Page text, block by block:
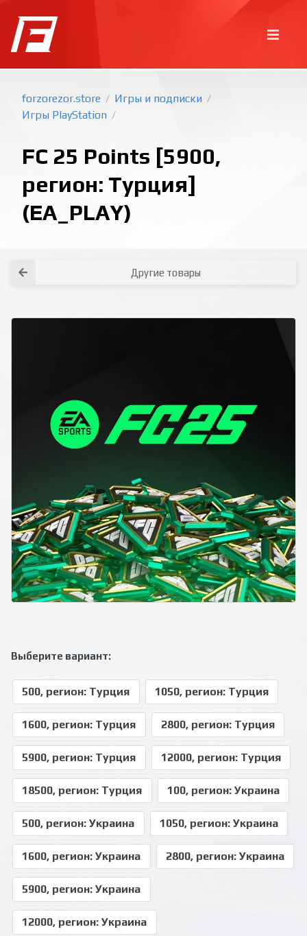
forzorezor.store / Игры и подписки /
Игры PlayStation /
FC 25 Points [5900,
регион: Турция]
(EA_PLAY)
Другие товары
Выберите вариант:
500, регион: Турция 1050, регион: Турция
1600, регион: Турция 2800, регион: Турция
5900, регион: Турция 12000, регион: Турция
18500, регион: Турция 100, регион: Украина
500, регион: Украина 1050, регион: Украина
1600, регион: Украина 2800, регион: Украина
5900, регион: Украина
12000, регион: Украина